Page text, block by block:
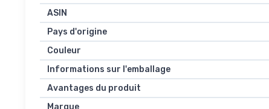
ASIN
Pays d'origine
Couleur
Informations sur l'emballage
Avantages du produit
Marque